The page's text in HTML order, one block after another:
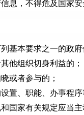
，不得危及国家安
基本要求之一的政府
组织切身利益的；
或者参与的；
、职能、办事程序
家有关规定应当主